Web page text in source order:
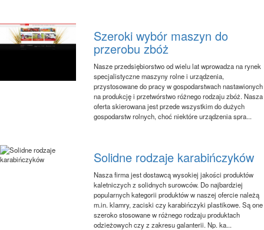
Szeroki wybór maszyn do
przerobu zbóż
Nasze przedsiębiorstwo od wielu lat wprowadza na rynek
specjalistyczne maszyny rolne i urządzenia,
przystosowane do pracy w gospodarstwach nastawionych
na produkcję i przetwórstwo różnego rodzaju zbóż. Nasza
oferta skierowana jest przede wszystkim do dużych
gospodarstw rolnych, choć niektóre urządzenia spra...
Solidne rodzaje karabińczyków
Nasza firma jest dostawcą wysokiej jakości produktów
kaletniczych z solidnych surowców. Do najbardziej
popularnych kategorii produktów w naszej ofercie należą
m.in. klamry, zaciski czy karabińczyki plastikowe. Są one
szeroko stosowane w różnego rodzaju produktach
odzieżowych czy z zakresu galanterii. Np. ka...